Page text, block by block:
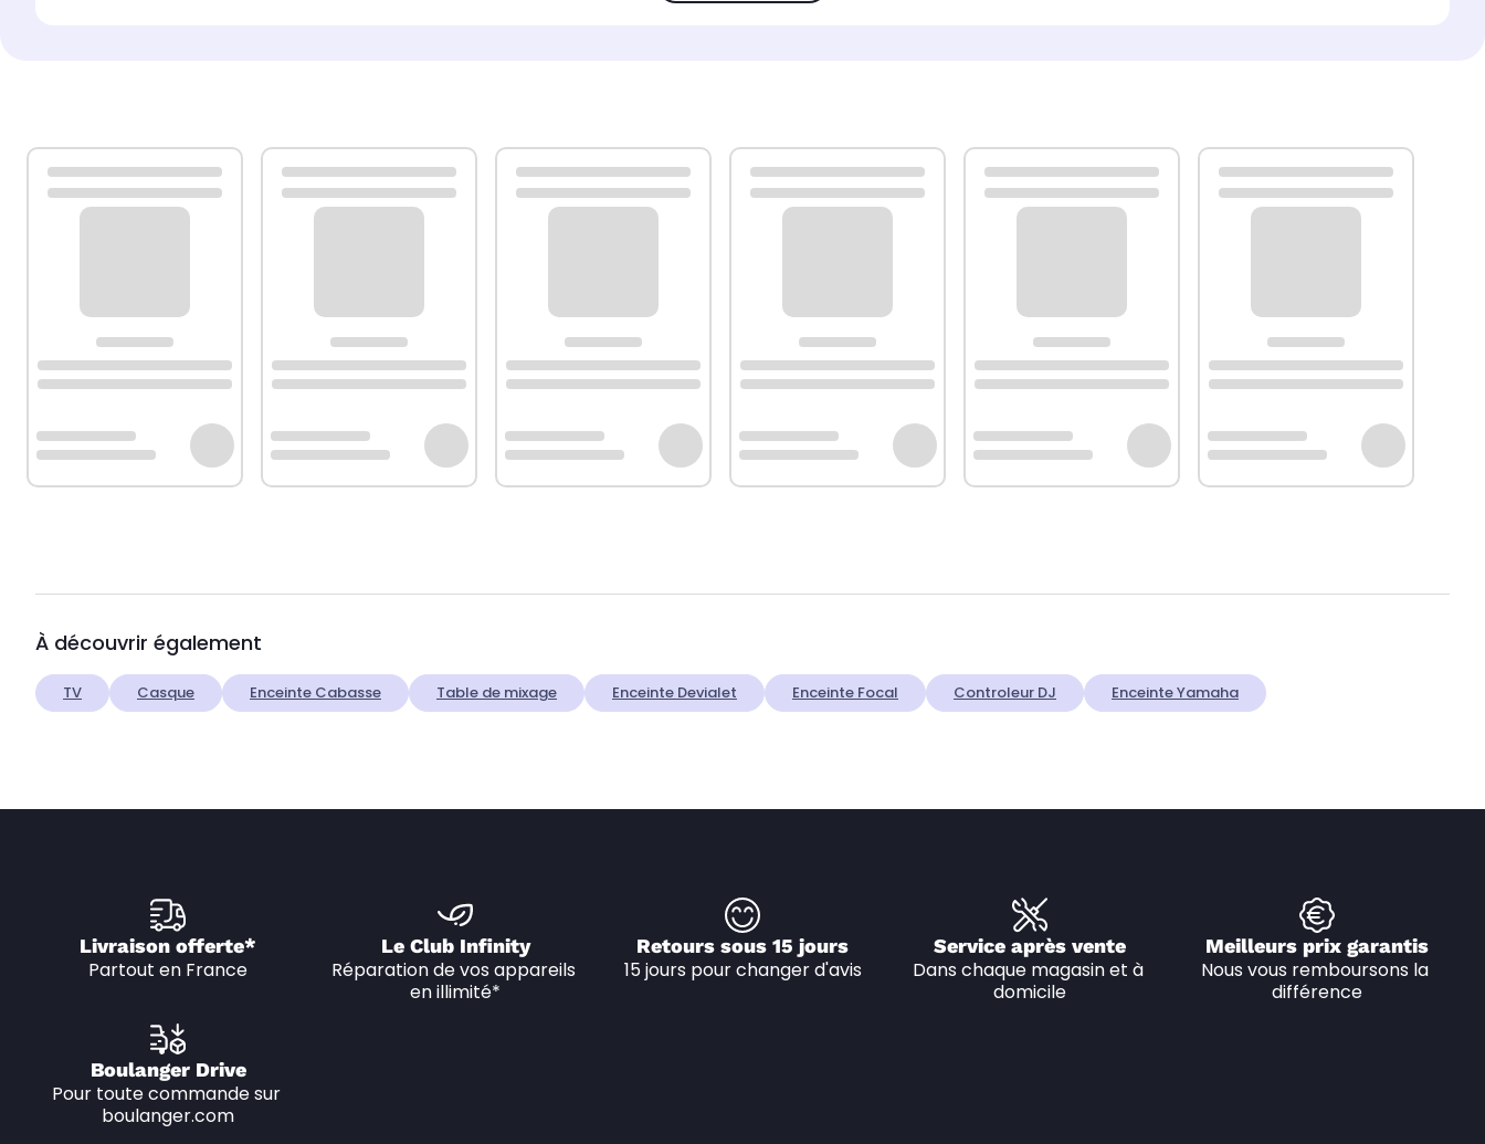
À découvrir également
TV Casque Enceinte Cabasse Table de mixage Enceinte Devialet Enceinte Focal Controleur DJ Enceinte Yamaha
Livraison offerte*
Partout en France
Le Club Infinity
Réparation de vos appareils
en illimité*
Retours sous 15 jours
15 jours pour changer d'avis
Service après vente
Dans chaque magasin et à
domicile
Meilleurs prix garantis
Nous vous remboursons la
différence
Boulanger Drive
Pour toute commande sur
boulanger.com